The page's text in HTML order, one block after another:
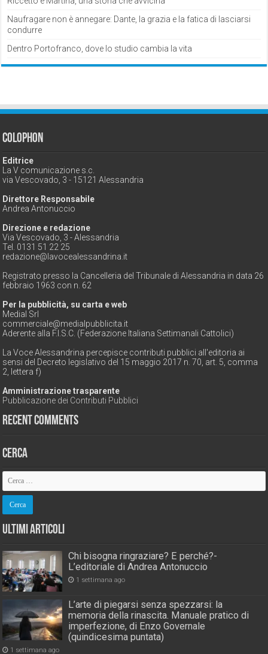
Naufragare non è annegare: Dante, la grazia e la fatica di lasciarsi
condurre
Dentro Portofranco, dove lo studio cambia la vita
Colophon
Editrice
La V comunicazione s.c.
via Vescovado, 3 - 15121 Alessandria
Direttore Responsabile
Andrea Antonuccio
Direzione e redazione
Via Vescovado, 3 - Alessandria
Tel. 0131 51 22 25
redazione@lavocealessandrina.it
Registrato presso la Cancelleria del Tribunale di Alessandria in data 26
febbraio 1963 con n. 62
Per la pubblicità, su carta e web
Medial Srl
commerciale@medialpubblicita.it
Aderente alla F.I.S.C. (Federazione Italiana Settimanali Cattolici)
La Voce Alessandrina percepisce contributi pubblici all'editoria ai
sensi del Decreto legislativo del 15 maggio 2017 n. 70, art. 5, comma
2, lettera f)
Amministrazione trasparente
Pubblicazione dei Contributi Pubblici
Recent Comments
Cerca
Ultimi Articoli
Chi bisogna ringraziare? E perché?-
L’editoriale di Andrea Antonuccio
1 settimana ago
L’arte di piegarsi senza spezzarsi: la
memoria della rinascita. Manuale pratico di
imperfezione, di Enzo Governale
(quindicesima puntata)
1 settimana ago